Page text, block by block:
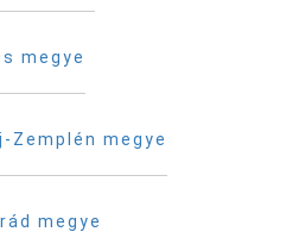
megye
Zemplén megye
megye